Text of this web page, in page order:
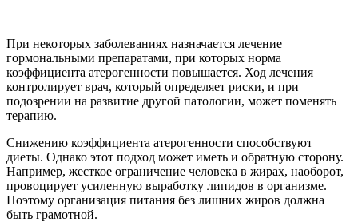
При некоторых заболеваниях назначается лечение
гормональными препаратами, при которых норма
коэффициента атерогенности повышается. Ход лечения
контролирует врач, который определяет риски, и при
подозрении на развитие другой патологии, может поменять
терапию.
Снижению коэффициента атерогенности способствуют
диеты. Однако этот подход может иметь и обратную сторону.
Например, жесткое ограничение человека в жирах, наоборот,
провоцирует усиленную выработку липидов в организме.
Поэтому организация питания без лишних жиров должна
быть грамотной.